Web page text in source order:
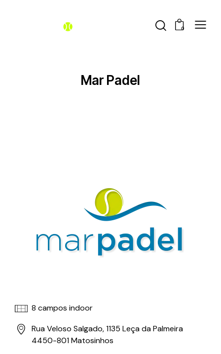
0
Mar Padel
8 campos indoor
Rua Veloso Salgado, 1135 Leça da Palmeira
4450-801 Matosinhos